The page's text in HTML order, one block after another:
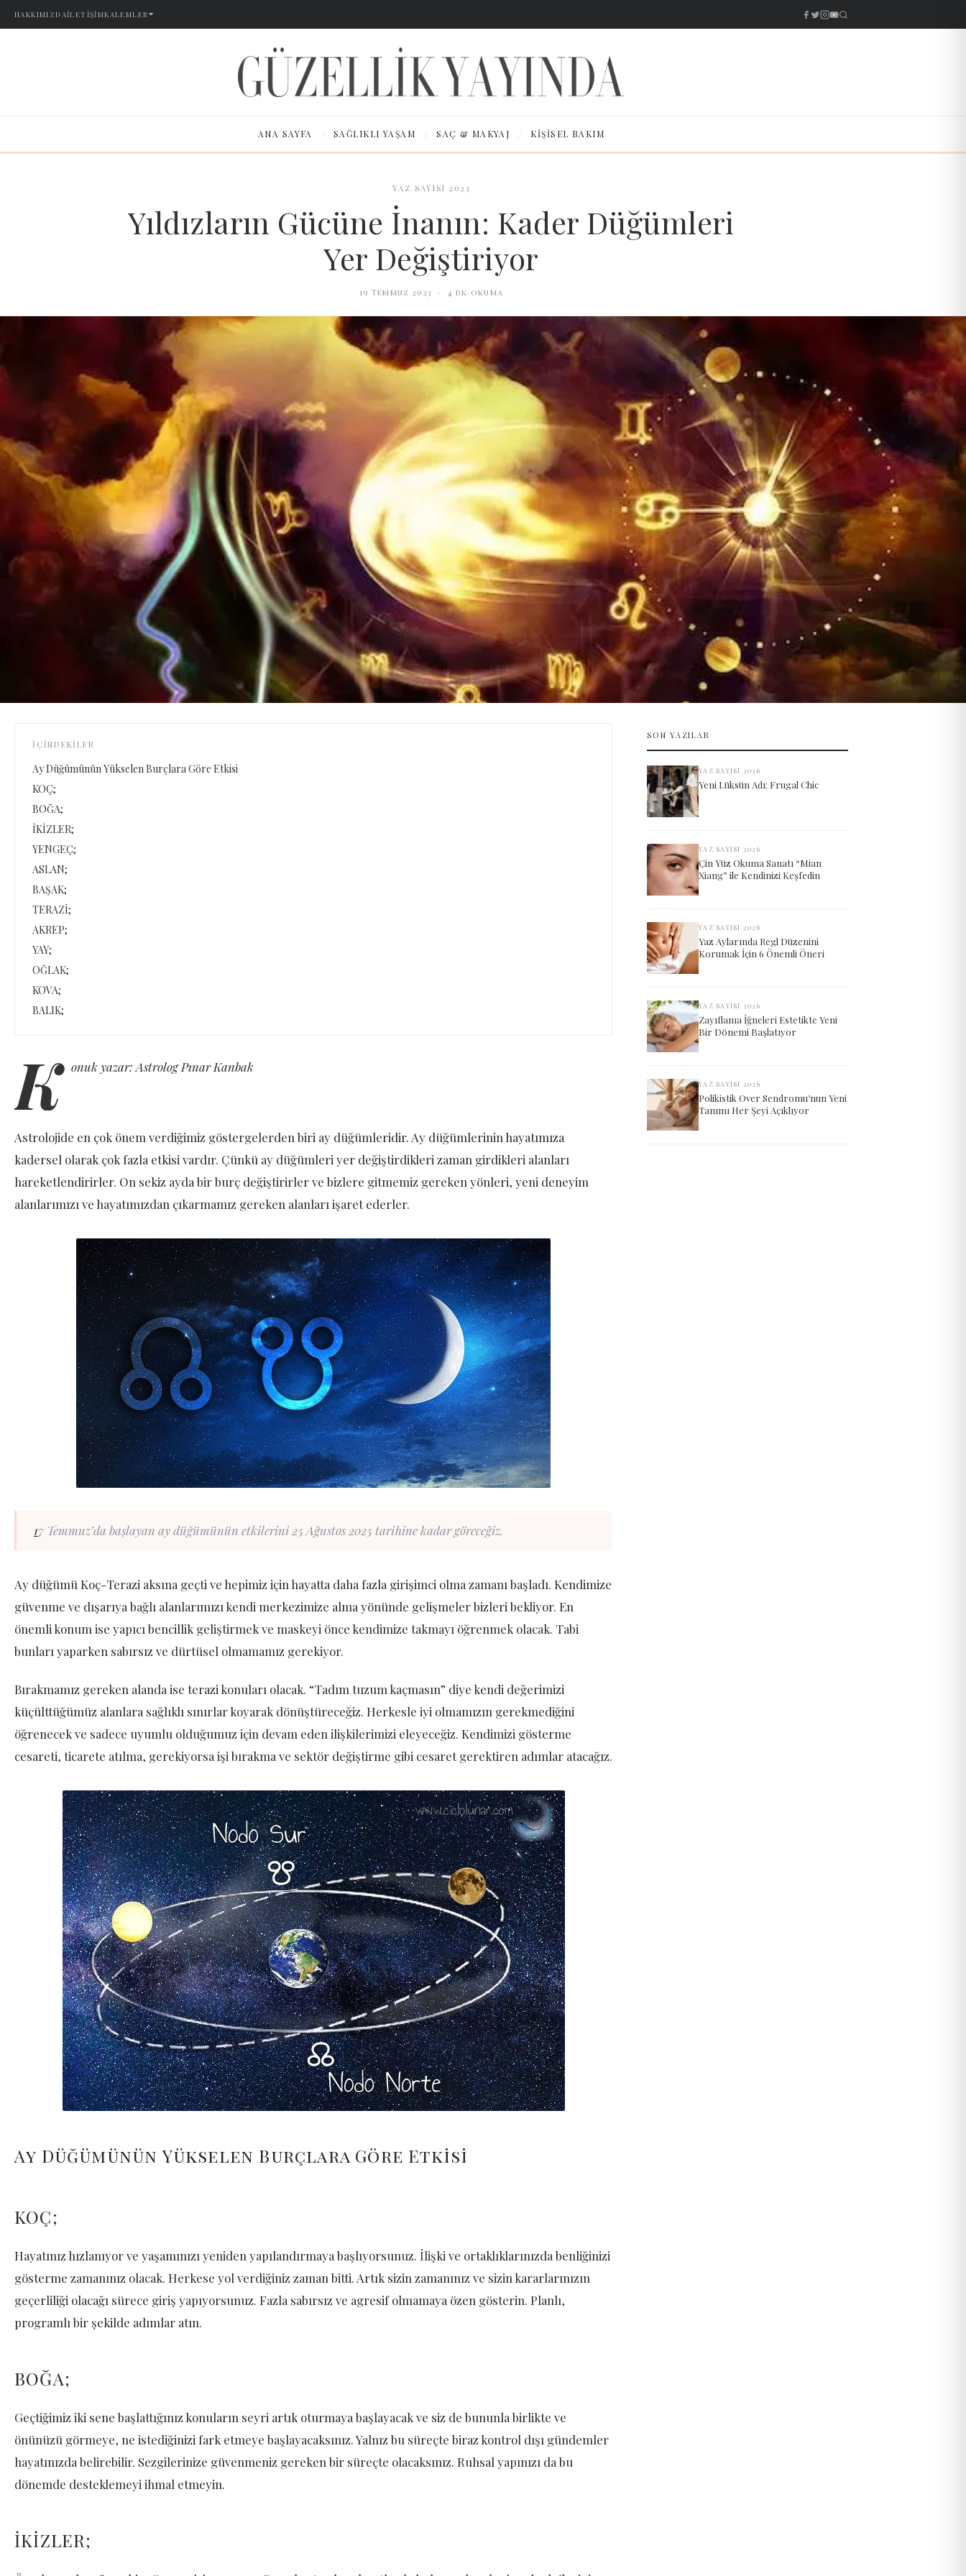
HAKKIMIZDAİLETIŞIMKALEMLER
ANA SAYFA / SAĞLIKLI YAŞAM / SAÇ & MAKYAJ / KIŞISEL BAKIM
YAZ SAYISI 2023
Yıldızların Gücüne İnanın: Kader Düğümleri
Yer Değiştiriyor
19 Temmuz 2023 · 4 dk okuma
İÇINDEKILER
Ay Düğümünün Yükselen Burçlara Göre Etkisi
KOÇ;
BOĞA;
İKİZLER;
YENGEÇ;
ASLAN;
BAŞAK;
TERAZİ;
AKREP;
YAY;
OĞLAK;
KOVA;
BALIK;
K onuk yazar: Astrolog Pınar Kanbak
Astrolojide en çok önem verdiğimiz göstergelerden biri ay düğümleridir. Ay düğümlerinin hayatımıza
kadersel olarak çok fazla etkisi vardır. Çünkü ay düğümleri yer değiştirdikleri zaman girdikleri alanları
hareketlendirirler. On sekiz ayda bir burç değiştirirler ve bizlere gitmemiz gereken yönleri, yeni deneyim
alanlarımızı ve hayatımızdan çıkarmamız gereken alanları işaret ederler.
17 Temmuz’da başlayan ay düğümünün etkilerini 25 Ağustos 2025 tarihine kadar göreceğiz.
Ay düğümü Koç-Terazi aksına geçti ve hepimiz için hayatta daha fazla girişimci olma zamanı başladı. Kendimize
güvenme ve dışarıya bağlı alanlarımızı kendi merkezimize alma yönünde gelişmeler bizleri bekliyor. En
önemli konum ise yapıcı bencillik geliştirmek ve maskeyi önce kendimize takmayı öğrenmek olacak. Tabi
bunları yaparken sabırsız ve dürtüsel olmamamız gerekiyor.
Bırakmamız gereken alanda ise terazi konuları olacak. “Tadım tuzum kaçmasın” diye kendi değerimizi
küçülttüğümüz alanlara sağlıklı sınırlar koyarak dönüştüreceğiz. Herkesle iyi olmamızın gerekmediğini
öğrenecek ve sadece uyumlu olduğumuz için devam eden ilişkilerimizi eleyeceğiz. Kendimizi gösterme
cesareti, ticarete atılma, gerekiyorsa işi bırakma ve sektör değiştirme gibi cesaret gerektiren adımlar atacağız.
Ay Düğümünün Yükselen Burçlara Göre Etkisi
KOÇ;
Hayatınız hızlanıyor ve yaşamınızı yeniden yapılandırmaya başlıyorsunuz. İlişki ve ortaklıklarınızda benliğinizi
gösterme zamanınız olacak. Herkese yol verdiğiniz zaman bitti. Artık sizin zamanınız ve sizin kararlarınızın
geçerliliği olacağı sürece giriş yapıyorsunuz. Fazla sabırsız ve agresif olmamaya özen gösterin. Planlı,
programlı bir şekilde adımlar atın.
BOĞA;
Geçtiğimiz iki sene başlattığınız konuların seyri artık oturmaya başlayacak ve siz de bununla birlikte ve
önünüzü görmeye, ne istediğinizi fark etmeye başlayacaksınız. Yalnız bu süreçte biraz kontrol dışı gündemler
hayatınızda belirebilir. Sezgilerinize güvenmeniz gereken bir süreçte olacaksınız. Ruhsal yapınızı da bu
dönemde desteklemeyi ihmal etmeyin.
İKİZLER;
SON YAZILAR
YAZ SAYISI 2026
Yeni Lüksün Adı: Frugal Chic
YAZ SAYISI 2026
Çin Yüz Okuma Sanatı “Mian
Xiang” ile Kendinizi Keşfedin
YAZ SAYISI 2026
Yaz Aylarında Regl Düzenini
Korumak İçin 6 Önemli Öneri
YAZ SAYISI 2026
Zayıflama İğneleri Estetikte Yeni
Bir Dönemi Başlatıyor
YAZ SAYISI 2026
Polikistik Over Sendromu’nun Yeni
Tanımı Her Şeyi Açıklıyor